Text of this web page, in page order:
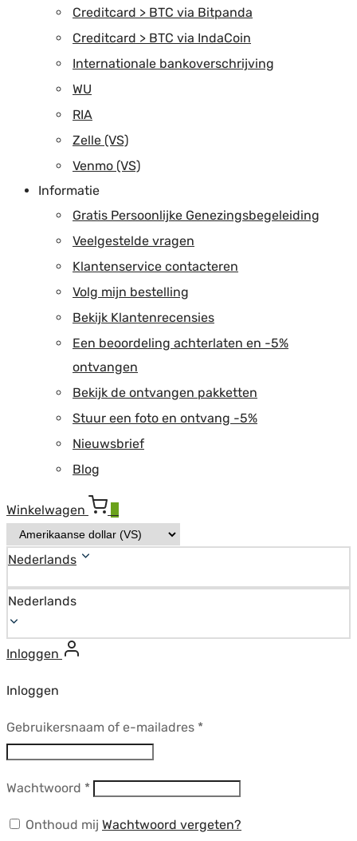
Creditcard > BTC via Bitpanda
Creditcard > BTC via IndaCoin
Internationale bankoverschrijving
WU
RIA
Zelle (VS)
Venmo (VS)
Informatie
Gratis Persoonlijke Genezingsbegeleiding
Veelgestelde vragen
Klantenservice contacteren
Volg mijn bestelling
Bekijk Klantenrecensies
Een beoordeling achterlaten en -5%
ontvangen
Bekijk de ontvangen pakketten
Stuur een foto en ontvang -5%
Nieuwsbrief
Blog
Winkelwagen
Nederlands
Nederlands
Inloggen
Inloggen
Gebruikersnaam of e-mailadres *Vereist
Wachtwoord *Vereist
Onthoud mij Wachtwoord vergeten?